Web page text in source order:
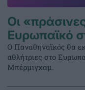
Οι
Ευρωπαϊκό
Ο Παναθηναϊκός θα
αθλήτριες στο
Μπέρμιγχαμ.